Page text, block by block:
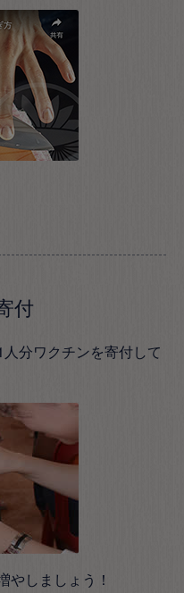
付
分ワクチンを寄付して
やしましょう！